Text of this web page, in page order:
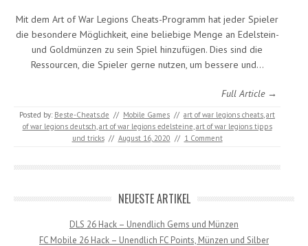
Mit dem Art of War Legions Cheats-Programm hat jeder Spieler
die besondere Möglichkeit, eine beliebige Menge an Edelstein-
und Goldmünzen zu sein Spiel hinzufügen. Dies sind die
Ressourcen, die Spieler gerne nutzen, um bessere und…
Full Article →
Posted by: Beste-Cheats.de // Mobile Games // art of war legions cheats art
of war legions deutsch art of war legions edelsteine art of war legions tipps
und tricks // August 16, 2020 // 1 Comment
NEUESTE ARTIKEL
DLS 26 Hack – Unendlich Gems und Münzen
FC Mobile 26 Hack – Unendlich FC Points, Münzen und Silber